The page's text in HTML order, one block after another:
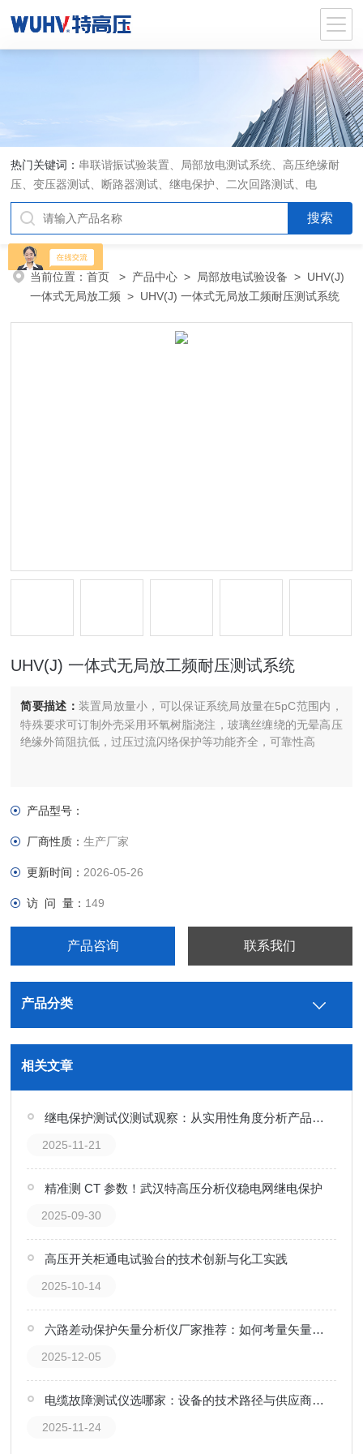
热门关键词： 串联谐振试验装置、局部放电测试系统、高压绝缘耐
压、变压器测试、断路器测试、继电保护、二次回路测试、电
当前位置：首页 > 产品中心 > 局部放电试验设备 > UHV(J)
一体式无局放工频 > UHV(J) 一体式无局放工频耐压测试系统
UHV(J) 一体式无局放工频耐压测试系统
简要描述： 装置局放量小，可以保证系统局放量在5pC范围内，
特殊要求可订制外壳采用环氧树脂浇注，玻璃丝缠绕的无晕高压
绝缘外筒阻抗低，过压过流闪络保护等功能齐全，可靠性高
产品型号：
厂商性质：生产厂家
更新时间： 2026-05-26
访 问 量： 149
产品咨询 联系我们
产品分类
相关文章
继电保护测试仪测试观察：从实用性角度分析产品价值
2025-11-21
精准测 CT 参数！武汉特高压分析仪稳电网继电保护
2025-09-30
高压开关柜通电试验台的技术创新与化工实践
2025-10-14
六路差动保护矢量分析仪厂家推荐：如何考量矢量分析仪的厂家实力？
2025-12-05
电缆故障测试仪选哪家：设备的技术路径与供应商选择探讨
2025-11-24